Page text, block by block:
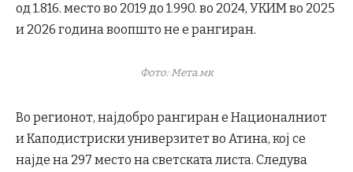
од 1.816. место во 2019 до 1.990. во 2024, УКИМ во 2025
и 2026 година воопшто не е рангиран.
Фото: Мета.мк
Во регионот, најдобро рангиран е Националниот
и Каподистриски универзитет во Атина, кој се
најде на 297 место на светската листа. Следува